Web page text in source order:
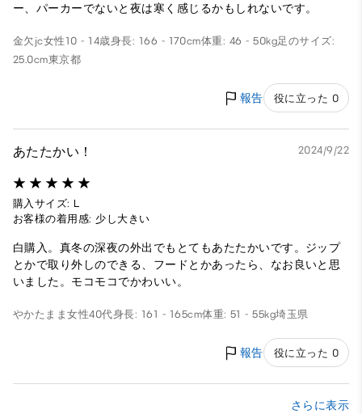
ー、パーカーでないと夜は寒く感じるかもしれないです。
金欠jc女性 10 - 14歳身長: 166 - 170cm体重: 46 - 50kg足のサイズ:
25.0cm東京都
報告 役に立った 0
あたたかい！ 2024/9/22
購入サイズ: L
お客様の着用感: 少し大きい
白購入。真冬の深夜の外出でもとてもあたたかいです。ジップ
とかで取り外しのできる、フードとかあったら、なお良いと思
いました。モコモコでかわいい。
やかたまま女性40代身長: 161 - 165cm体重: 51 - 55kg埼玉県
報告 役に立った 0
さらに表示